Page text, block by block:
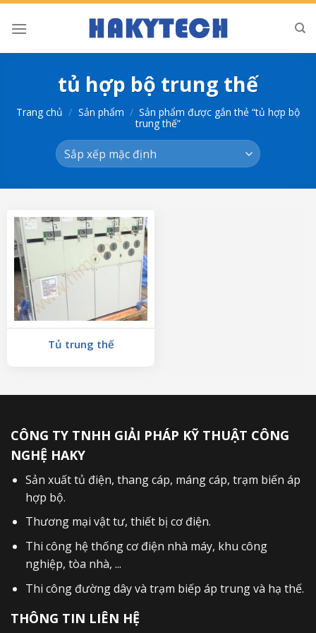
Bỏ
qua
tủ hợp bộ trung thế
Trang chủ / Sản phẩm / Sản phẩm được gắn thẻ “tủ hợp bộ
trung thế”
Tủ trung thế
CÔNG TY TNHH GIẢI PHÁP KỸ THUẬT CÔNG
NGHỆ HAKY
Sản xuấttủ điện, thang cáp, máng cáp, trạm biến áp
hợp bộ.
Thương mại vật tư, thiết bị cơ điện.
Thi công hệ thống cơ điện nhà máy, khu công
nghiệp, tòa nhà, ...
Thi công đường dây và trạm biếp áp trung và hạ thế.
THÔNG TIN LIÊN HỆ